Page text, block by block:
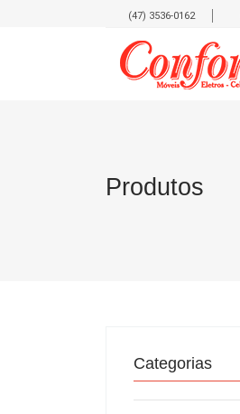
(47) 3536-0162
Produtos
Categorias